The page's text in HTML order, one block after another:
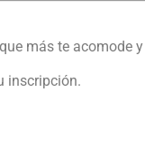
más te
inscripción.